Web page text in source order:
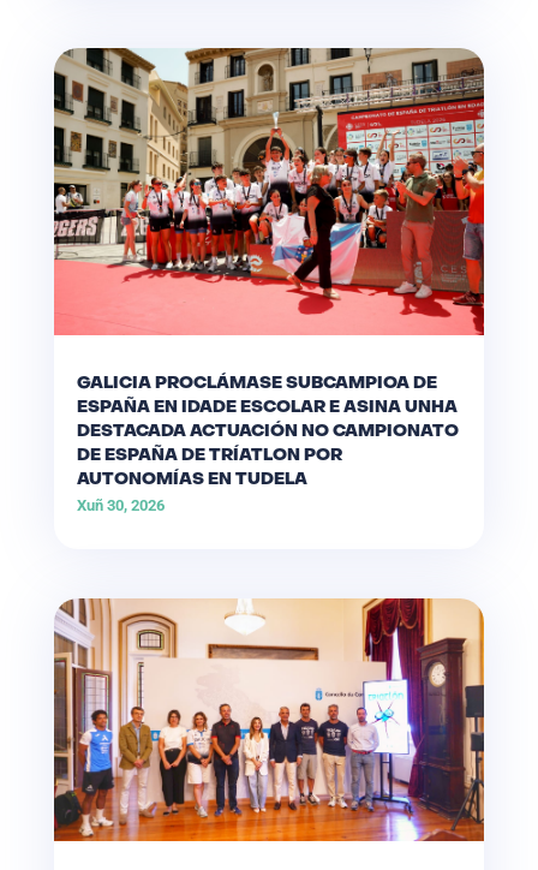
GALICIA PROCLÁMASE SUBCAMPIOA DE
ESPAÑA EN IDADE ESCOLAR E ASINA UNHA
DESTACADA ACTUACIÓN NO CAMPIONATO
DE ESPAÑA DE TRÍATLON POR
AUTONOMÍAS EN TUDELA
Xuñ 30, 2026